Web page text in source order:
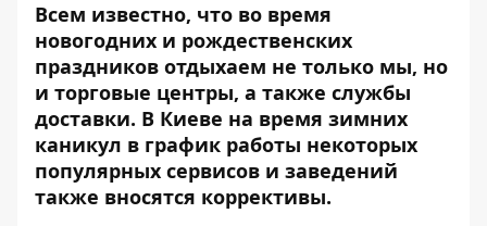
Всем известно, что во время
новогодних и рождественских
праздников отдыхаем не только мы, но
и торговые центры, а также службы
доставки. В Киеве на время зимних
каникул в график работы некоторых
популярных сервисов и заведений
также вносятся коррективы.